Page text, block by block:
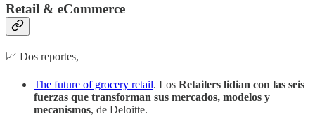
Retail & eCommerce
📈 Dos reportes,
The future of grocery retail. Los Retailers lidian con las seis
fuerzas que transforman sus mercados, modelos y
mecanismos, de Deloitte.